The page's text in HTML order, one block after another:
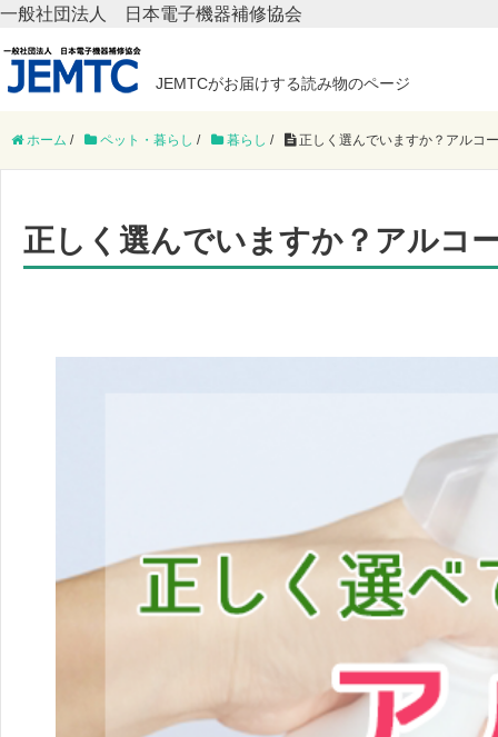
一般社団法人 日本電子機器補修協会
JEMTCがお届けする読み物のページ
ホーム / ペット・暮らし / 暮らし / 正しく選んでいますか？アルコ
正しく選んでいますか？アルコ